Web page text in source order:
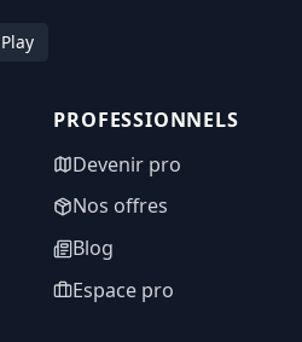
PROFESSIONNELS
Devenir pro
Nos offres
Blog
Espace pro